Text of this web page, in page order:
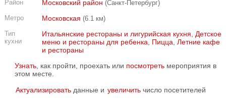
Район Московский район (Санкт-Петербург)
Метро
Московская (6.1 км)
Тип
кухни
Итальянские рестораны и лигурийская кухня
Детское
меню и рестораны для ребенка
Пицца Летние кафе
и рестораны
Узнать , как пройти, проехать или посмотреть мероприятия в
этом месте.
Актуализировать данные и увеличить число посетителей